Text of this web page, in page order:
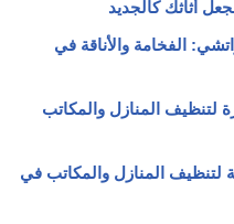
أثاثك كالجديد
الفخامة والأناقة في
لتنظيف المنازل والمكاتب
المنازل والمكاتب في